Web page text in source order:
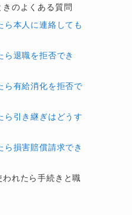
のよくある質問
ら本人に連絡しても
退職を拒否でき
ら有給消化を拒否で
ら引き継ぎはどうす
損害賠償請求でき
れたら手続きと職